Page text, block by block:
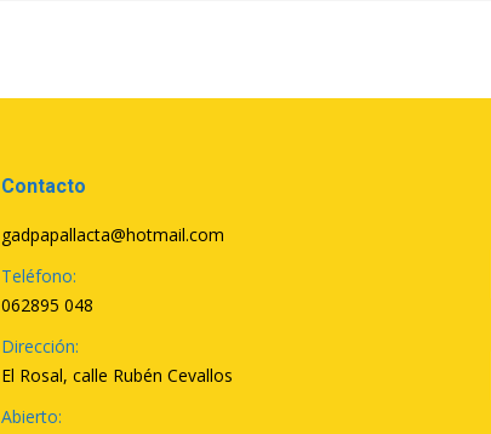
Contacto
gadpapallacta@hotmail.com
Teléfono:
062895 048
Dirección:
El Rosal, calle Rubén Cevallos
Abierto: